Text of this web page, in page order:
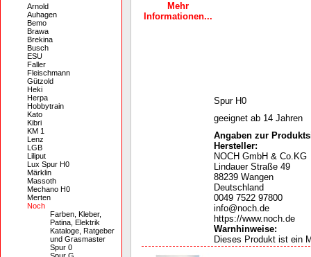
Arnold
Auhagen
Bemo
Brawa
Brekina
Busch
ESU
Faller
Fleischmann
Gützold
Heki
Herpa
Hobbytrain
Kato
Kibri
KM 1
Lenz
LGB
Liliput
Lux Spur H0
Märklin
Massoth
Mechano H0
Merten
Noch
Farben, Kleber,
Patina, Elektrik
Kataloge, Ratgeber
und Grasmaster
Spur 0
Mehr
Informationen...
Spur H0
geeignet ab 14 Jahren
Angaben zur
Hersteller:
NOCH GmbH & Co.KG
Lindauer Straße 49
88239 Wangen
Deutschland
0049 7522 97800
info@noch.de
https://www.noch.de
Warnhinweise:
Dieses Produkt ist ein